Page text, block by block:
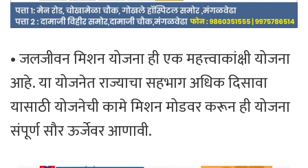
• जलजीवन मिशन योजना ही एक महत्त्वाकांक्षी योजना
आहे. या योजनेत राज्याचा सहभाग अधिक दिसावा
यासाठी योजनेची कामे मिशन मोडवर करून ही योजना
संपूर्ण सौर ऊर्जेवर आणावी.